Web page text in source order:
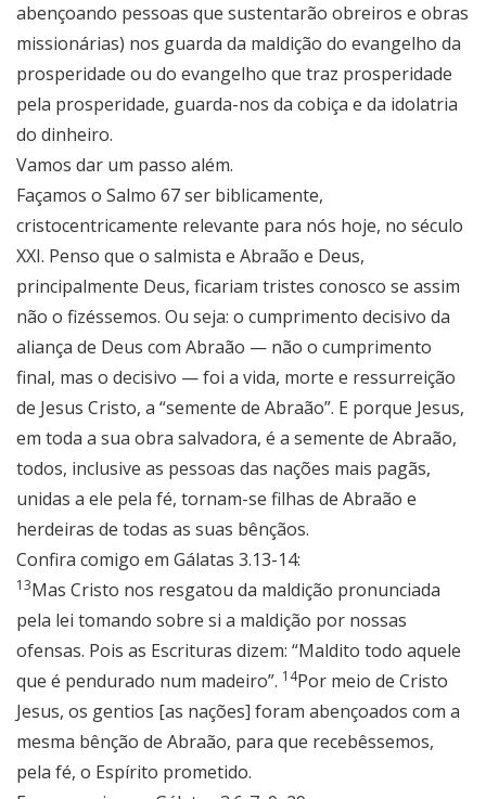
abençoando pessoas que sustentarão obreiros e obras
missionárias) nos guarda da maldição do evangelho da
prosperidade ou do evangelho que traz prosperidade
pela prosperidade, guarda-nos da cobiça e da idolatria
do dinheiro.
Vamos dar um passo além.
Façamos o Salmo 67 ser biblicamente,
cristocentricamente relevante para nós hoje, no século
XXI. Penso que o salmista e Abraão e Deus,
principalmente Deus, ficariam tristes conosco se assim
não o fizéssemos. Ou seja: o cumprimento decisivo da
aliança de Deus com Abraão — não o cumprimento
final, mas o decisivo — foi a vida, morte e ressurreição
de Jesus Cristo, a “semente de Abraão”. E porque Jesus,
em toda a sua obra salvadora, é a semente de Abraão,
todos, inclusive as pessoas das nações mais pagãs,
unidas a ele pela fé, tornam-se filhas de Abraão e
herdeiras de todas as suas bênçãos.
Confira comigo em Gálatas 3.13-14:
13Mas Cristo nos resgatou da maldição pronunciada
pela lei tomando sobre si a maldição por nossas
ofensas. Pois as Escrituras dizem: “Maldito todo aquele
que é pendurado num madeiro”. 14Por meio de Cristo
Jesus, os gentios [as nações] foram abençoados com a
mesma bênção de Abraão, para que recebêssemos,
pela fé, o Espírito prometido.